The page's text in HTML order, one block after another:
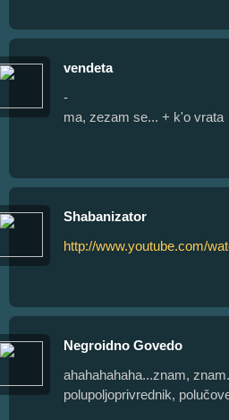
vendeta
-
ma, zezam se... + k'o vrata
Shabanizator
http://www.youtube.com/
Negroidno Govedo
ahahahahaha...znam,
polupoljoprivrednik,